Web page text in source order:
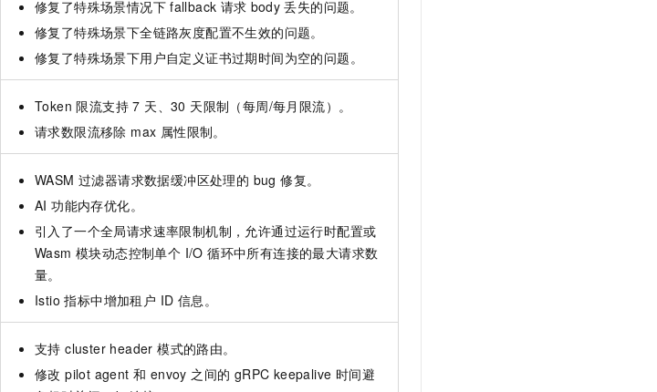
修复了特殊场景情况下 fallback 请求 body 丢失的问题。
修复了特殊场景下全链路灰度配置不生效的问题。
修复了特殊场景下用户自定义证书过期时间为空的问题。
Token 限流支持 7 天、30 天限制（每周/每月限流）。
请求数限流移除 max 属性限制。
WASM 过滤器请求数据缓冲区处理的 bug 修复。
AI 功能内存优化。
引入了一个全局请求速率限制机制，允许通过运行时配置或
Wasm 模块动态控制单个 I/O 循环中所有连接的最大请求数
量。
Istio 指标中增加租户 ID 信息。
支持 cluster header 模式的路由。
修改 pilot agent 和 envoy 之间的 gRPC keepalive 时间避
10分钟微调：让0.6B模型媲美235B模型
用1%尺寸在特定领域达到大模型90%以上效果
多种方案随心选，轻松解锁专属 DeepSeek
多模态数据信息提取
APP 开发
建站系统